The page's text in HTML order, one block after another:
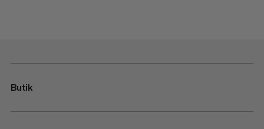
Butik